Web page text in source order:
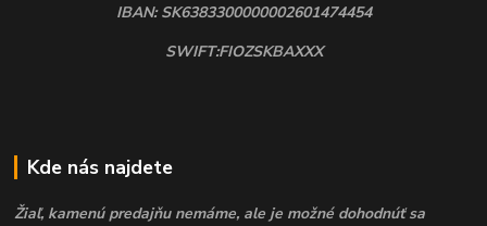
IBAN: SK6383300000002601474454
SWIFT:FIOZSKBAXXX
Kde nás najdete
Žiaľ, kamenú predajňu nemáme, ale je možné dohodnúť sa